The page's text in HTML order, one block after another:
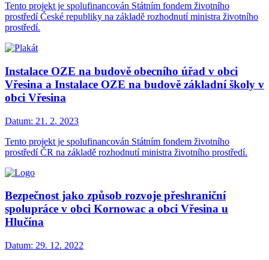
Tento projekt je spolufinancován Státním fondem životního
prostředí České republiky na základě rozhodnutí ministra životního
prostředí.
Instalace OZE na budově obecního úřad v obci
Vřesina a Instalace OZE na budově základní školy v
obci Vřesina
Datum: 21. 2. 2023
Tento projekt je spolufinancován Státním fondem životního
prostředí ČR na základě rozhodnutí ministra životního prostředí.
Bezpečnost jako způsob rozvoje přeshraniční
spolupráce v obci Kornowac a obci Vřesina u
Hlučína
Datum: 29. 12. 2022